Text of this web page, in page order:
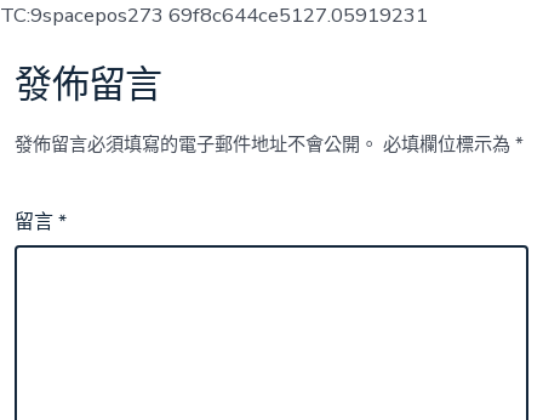
TC:9spacepos273 69f8c644ce5127.05919231
發佈留言
發佈留言必須填寫的電子郵件地址不會公開。 必填欄位標示為*
留言*